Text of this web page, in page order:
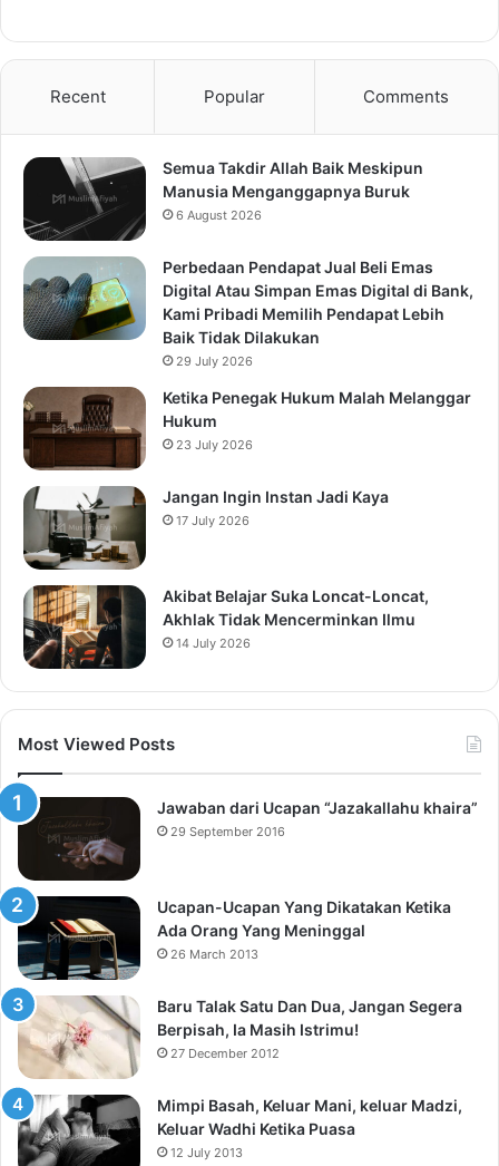
Recent Popular Comments
Semua Takdir Allah Baik Meskipun
Manusia Menganggapnya Buruk
6 August 2026
Perbedaan Pendapat Jual Beli Emas
Digital Atau Simpan Emas Digital di Bank,
Kami Pribadi Memilih Pendapat Lebih
Baik Tidak Dilakukan
29 July 2026
Ketika Penegak Hukum Malah Melanggar
Hukum
23 July 2026
Jangan Ingin Instan Jadi Kaya
17 July 2026
Akibat Belajar Suka Loncat-Loncat,
Akhlak Tidak Mencerminkan Ilmu
14 July 2026
Most Viewed Posts
Jawaban dari Ucapan “Jazakallahu khaira”
29 September 2016
Ucapan-Ucapan Yang Dikatakan Ketika
Ada Orang Yang Meninggal
26 March 2013
Baru Talak Satu Dan Dua, Jangan Segera
Berpisah, Ia Masih Istrimu!
27 December 2012
Mimpi Basah, Keluar Mani, keluar Madzi,
Keluar Wadhi Ketika Puasa
12 July 2013